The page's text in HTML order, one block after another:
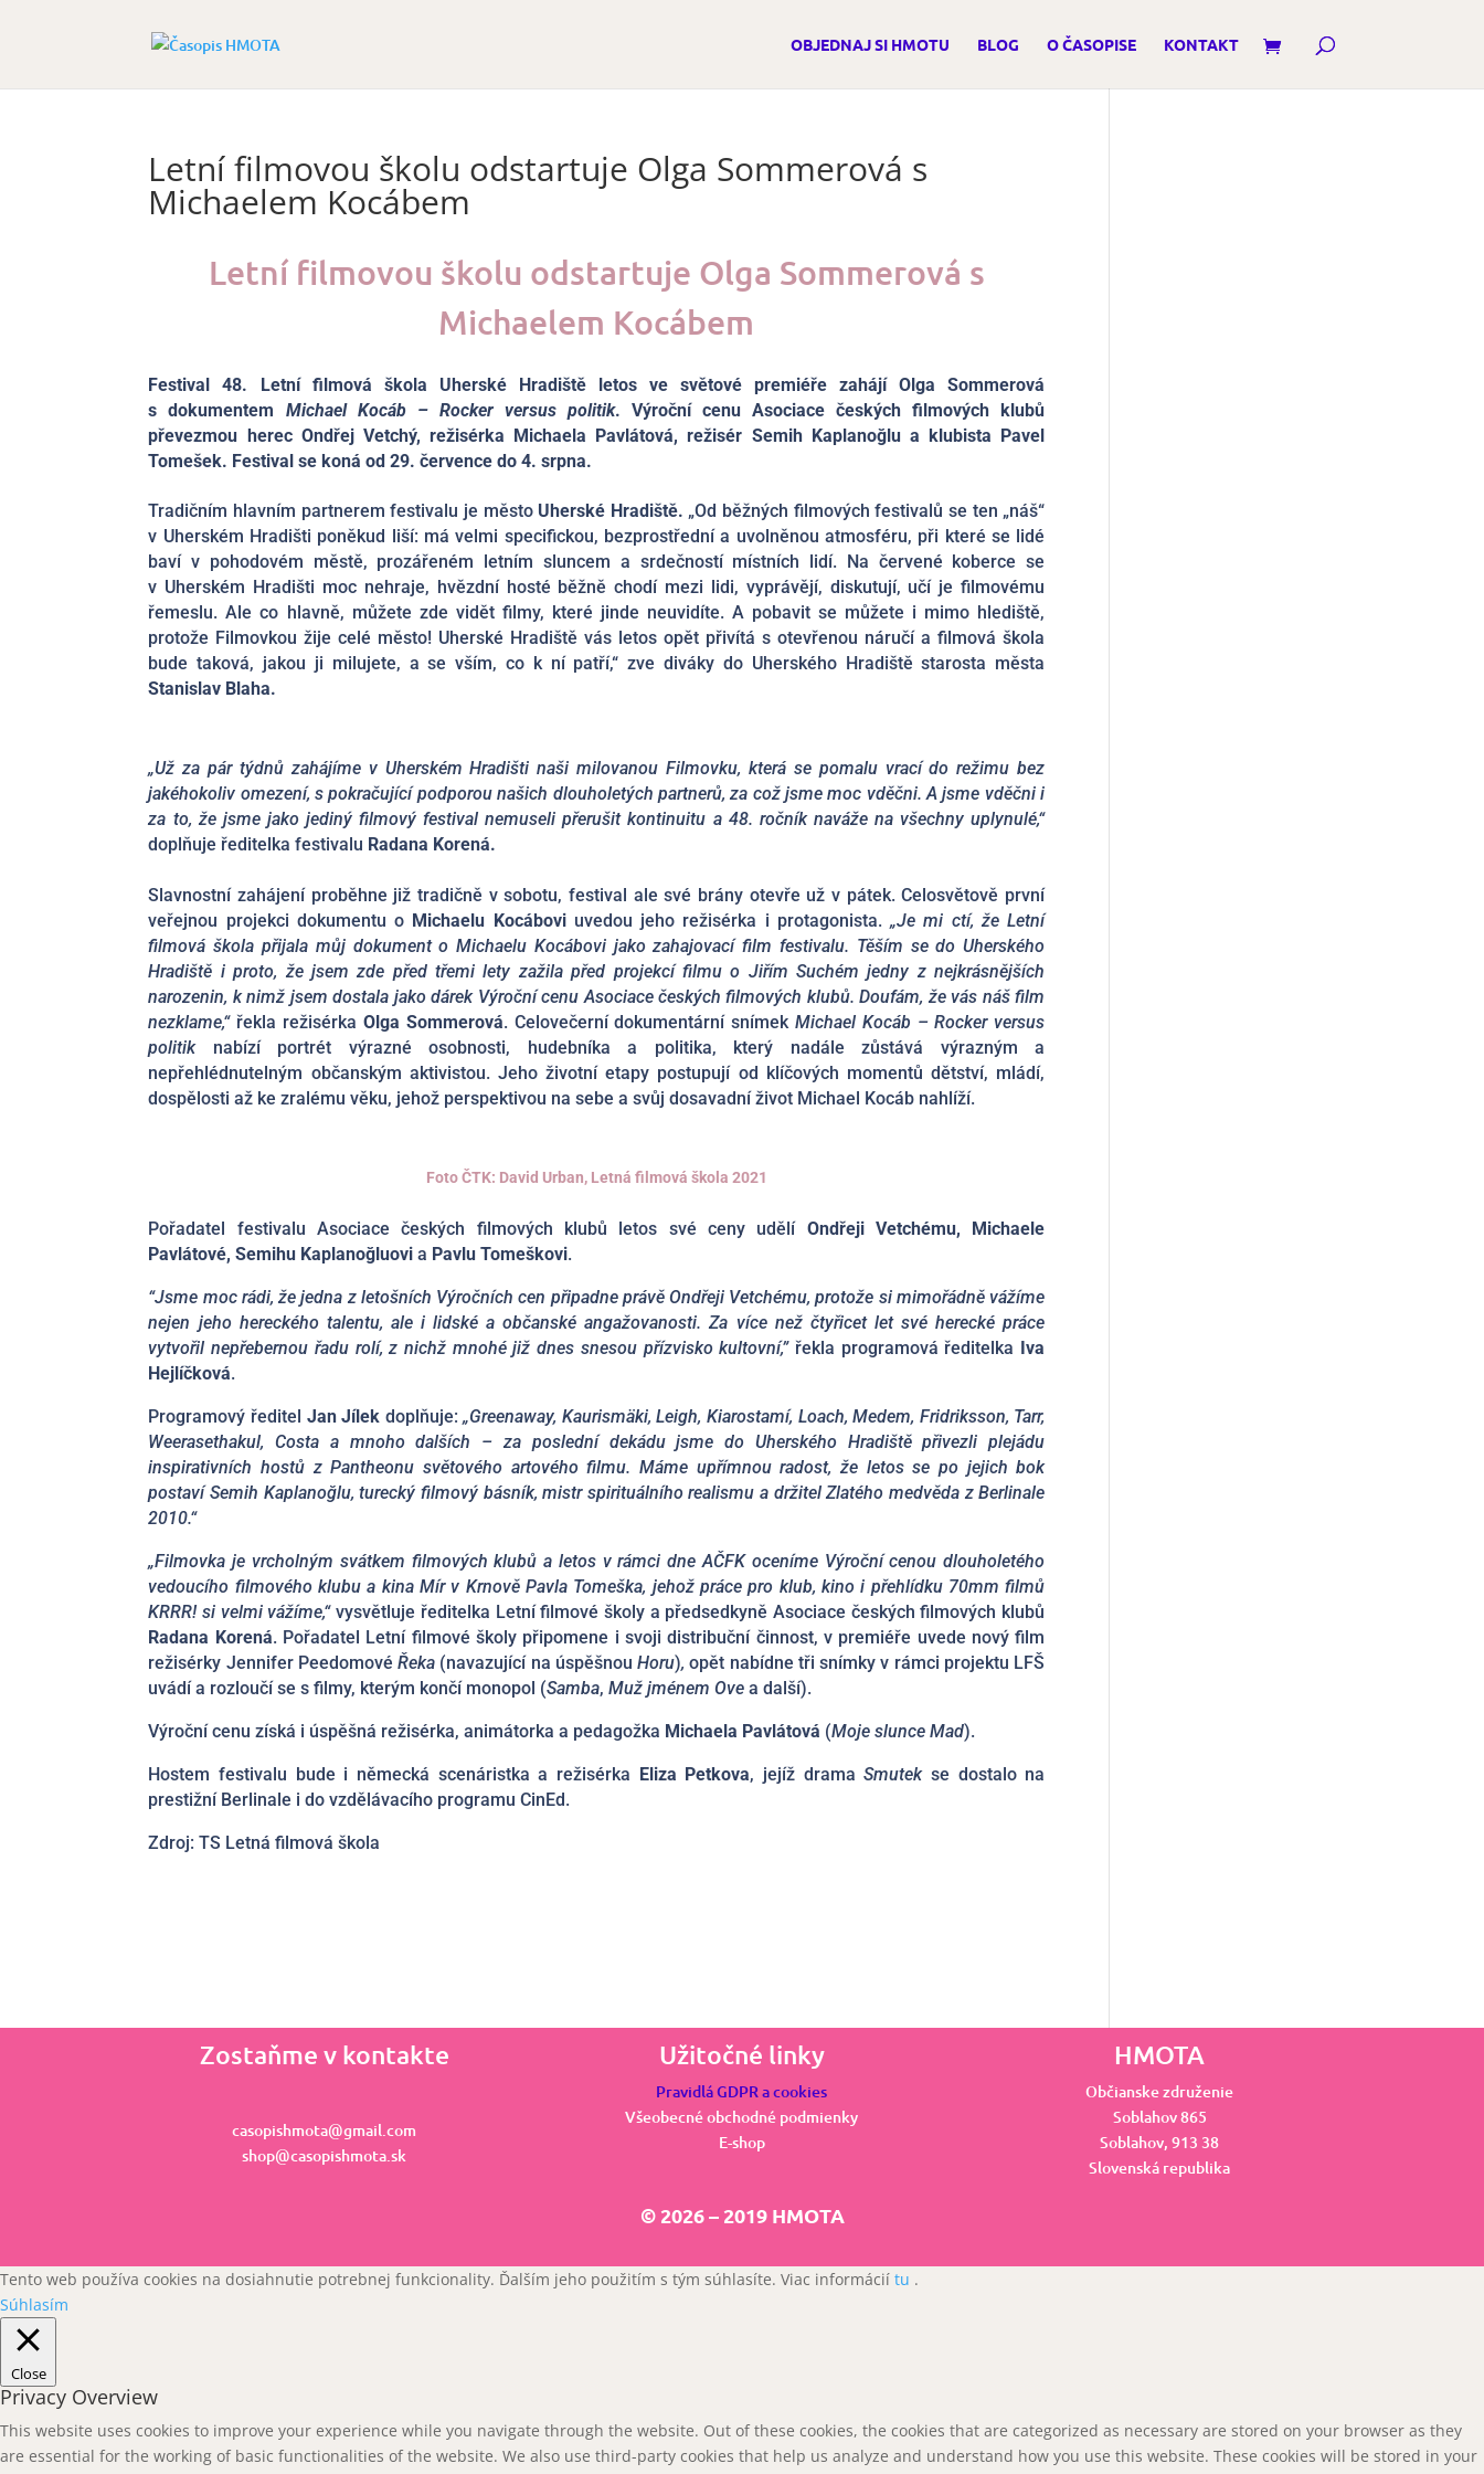
OBJEDNAJ SI HMOTU BLOG O ČASOPISE KONTAKT
Letní filmovou školu odstartuje Olga Sommerová s
Michaelem Kocábem
Letní filmovou školu odstartuje Olga Sommerová s
Michaelem Kocábem
Festival 48. Letní filmová škola Uherské Hradiště letos ve světové premiéře zahájí Olga Sommerová
s dokumentem Michael Kocáb – Rocker versus politik. Výroční cenu Asociace českých filmových klubů
převezmou herec Ondřej Vetchý, režisérka Michaela Pavlátová, režisér Semih Kaplanoğlu a klubista Pavel
Tomešek. Festival se koná od 29. července do 4. srpna.
Tradičním hlavním partnerem festivalu je město Uherské Hradiště. „Od běžných filmových festivalů se ten „náš“
v Uherském Hradišti poněkud liší: má velmi specifickou, bezprostřední a uvolněnou atmosféru, při které se lidé
baví v pohodovém městě, prozářeném letním sluncem a srdečností místních lidí. Na červené koberce se
v Uherském Hradišti moc nehraje, hvězdní hosté běžně chodí mezi lidi, vyprávějí, diskutují, učí je filmovému
řemeslu. Ale co hlavně, můžete zde vidět filmy, které jinde neuvidíte. A pobavit se můžete i mimo hlediště,
protože Filmovkou žije celé město! Uherské Hradiště vás letos opět přivítá s otevřenou náručí a filmová škola
bude taková, jakou ji milujete, a se vším, co k ní patří,“ zve diváky do Uherského Hradiště starosta města
Stanislav Blaha.
„Už za pár týdnů zahájíme v Uherském Hradišti naši milovanou Filmovku, která se pomalu vrací do režimu bez
jakéhokoliv omezení, s pokračující podporou našich dlouholetých partnerů, za což jsme moc vděčni. A jsme vděčni i
za to, že jsme jako jediný filmový festival nemuseli přerušit kontinuitu a 48. ročník naváže na všechny uplynulé,“
doplňuje ředitelka festivalu Radana Korená.
Slavnostní zahájení proběhne již tradičně v sobotu, festival ale své brány otevře už v pátek. Celosvětově první
veřejnou projekci dokumentu o Michaelu Kocáboviuvedou jeho režisérka i protagonista.„Je mi ctí, že Letní
filmová škola přijala můj dokument o Michaelu Kocábovi jako zahajovací film festivalu. Těším se do Uherského
Hradiště i proto, že jsem zde před třemi lety zažila před projekcí filmu o Jiřím Suchém jedny z nejkrásnějších
narozenin, k nimž jsem dostala jako dárek Výroční cenu Asociace českých filmových klubů. Doufám, že vás náš film
nezklame,“řekla režisérka Olga Sommerová. Celovečerní dokumentární snímek Michael Kocáb – Rocker versus
politiknabízí portrét výrazné osobnosti, hudebníka a politika, který nadále zůstává výrazným a
nepřehlédnutelným občanským aktivistou. Jeho životní etapy postupují od klíčových momentů dětství, mládí,
dospělosti až ke zralému věku, jehož perspektivou na sebe a svůj dosavadní život Michael Kocáb nahlíží.
Foto ČTK: David Urban, Letná filmová škola 2021
Pořadatel festivalu Asociace českých filmových klubů letos své ceny udělí Ondřeji Vetchému, Michaele
Pavlátové, Semihu Kaplanoğluovi a Pavlu Tomeškovi.
“Jsme moc rádi, že jedna z letošních Výročních cen připadne právě Ondřeji Vetchému, protože si mimořádně vážíme
nejen jeho hereckého talentu, ale i lidské a občanské angažovanosti. Za více než čtyřicet let své herecké práce
vytvořil nepřebernou řadu rolí, z nichž mnohé již dnes snesou přízvisko kultovní,”řekla programová ředitelka Iva
Hejlíčková.
Programový ředitel Jan Jílek doplňuje:„Greenaway, Kaurismäki, Leigh, Kiarostamí, Loach, Medem, Fridriksson, Tarr,
Weerasethakul, Costa a mnoho dalších – za poslední dekádu jsme do Uherského Hradiště přivezli plejádu
inspirativních hostů z Pantheonu světového artového filmu. Máme upřímnou radost, že letos se po jejich bok
postaví Semih Kaplanoğlu, turecký filmový básník, mistr spirituálního realismu a držitel Zlatého medvěda z Berlinale
2010.“
„Filmovka je vrcholným svátkem filmových klubů a letos v rámci dne AČFK oceníme Výroční cenou dlouholetého
vedoucího filmového klubu a kina Mír v Krnově Pavla Tomeška, jehož práce pro klub, kino i přehlídku 70mm filmů
KRRR! si velmi vážíme,“vysvětluje ředitelka Letní filmové školy a předsedkyně Asociace českých filmových klubů
Radana Korená. Pořadatel Letní filmové školy připomene i svoji distribuční činnost, v premiéře uvede nový film
režisérky Jennifer PeedomovéŘeka (navazující na úspěšnouHoru),opět nabídne tři snímky v rámci projektu LFŠ
uvádí a rozloučí se s filmy, kterým končí monopol (Samba,Muž jménem Ove a další).
Výroční cenu získá i úspěšná režisérka, animátorka a pedagožka Michaela Pavlátová (Moje slunce Mad).
Hostem festivalu bude i německá scenáristka a režisérka Eliza Petkova, jejíž dramaSmutekse dostalo na
prestižní Berlinale i do vzdělávacího programu CinEd.
Zdroj: TS Letná filmová škola
Zostaňme v kontakte
casopishmota@gmail.com
shop@casopishmota.sk
Užitočné linky
Pravidlá GDPR a cookies
Všeobecné obchodné podmienky
E-shop
HMOTA
Občianske združenie
Soblahov 865
Soblahov,913 38
Slovenská republika
© 2026 – 2019 HMOTA
Tento web používa cookies na dosiahnutie potrebnej funkcionality. Ďalším jeho použitím s tým súhlasíte. Viac informácií tu .
Súhlasím
Close
Privacy Overview
This website uses cookies to improve your experience while you navigate through the website. Out of these cookies, the cookies that are categorized as necessary are stored on your browser as they
are essential for the working of basic functionalities of the website. We also use third-party cookies that help us analyze and understand how you use this website. These cookies will be stored in your